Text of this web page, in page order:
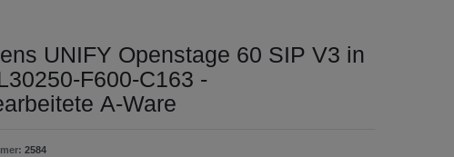
UNIFY Openstage 60 SIP V3 in
F600-C163 -
A-Ware
2584